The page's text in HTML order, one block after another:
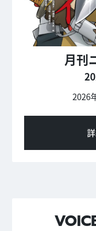
月刊
2026